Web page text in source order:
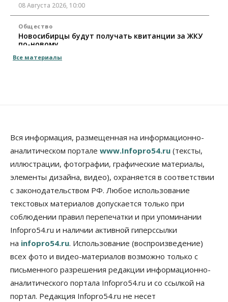
08 Августа 2026, 10:00
Общество
Новосибирцы будут получать квитанции за ЖКУ
по-новому
08 Августа 2026, 09:00
В Новосибирске прошёл митинг
против нового закона о памятниках
07 Августа 2026, 18:00
Бизнес
В аэропорту Толмачёво завершены работы по
бетонированию рулежных дорожек
07 Августа 2026, 17:00
Бизнес Общество
Новосибирцы стали реже оформлять
дома по упрощенной схеме
07 Августа 2026, 16:00
Общество Право&Порядок
Роспотребнадзор изъял почти полторы тонны
мяса в Новосибирской области
Все материалы
Вся информация, размещенная на информационно-
аналитическом портале www.Infopro54.ru (тексты,
иллюстрации, фотографии, графические материалы,
элементы дизайна, видео), охраняется в соответствии
с законодательством РФ. Любое использование
текстовых материалов допускается только при
соблюдении правил перепечатки и при упоминании
Infopro54.ru и наличии активной гиперссылки
на infopro54.ru. Использование (воспроизведение)
всех фото и видео-материалов возможно только с
письменного разрешения редакции информационно-
аналитического портала Infopro54.ru и со ссылкой на
портал. Редакция Infopro54.ru не несет